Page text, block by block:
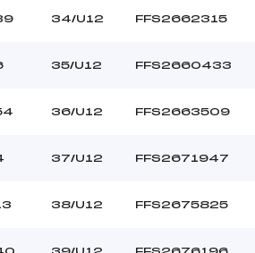
34/U12 FFS2662315
35/U12 FFS2660433
36/U12 FFS2663509
37/U12 FFS2671947
38/U12 FFS2675825